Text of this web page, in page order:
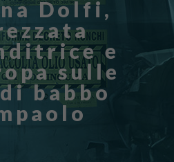
Dolfi,
e
sulle
babbo